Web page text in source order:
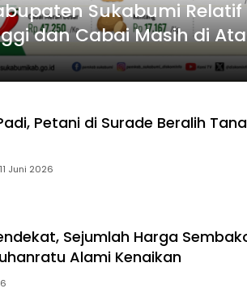
Sukabumi Relatif
dan Cabai Masih di
Petani di Surade Beralih
11 Juni 2026
Sejumlah Harga
Alami Kenaikan